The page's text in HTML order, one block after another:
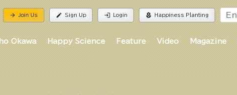
arrow_forward Join Us edit Sign Up login Login local_florist Happiness Planting
Okawa Happy Science Feature Video Magazine